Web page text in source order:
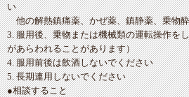
い
他の解熱鎮痛薬、かぜ薬、鎮静薬、乗物
3. 服用後、乗物または機械類の運転操作を
があらわれることがあります）
4. 服用前後は飲酒しないでください
5. 長期連用しないでください
●相談すること